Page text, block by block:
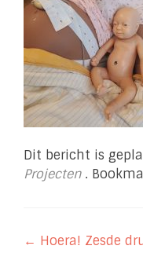
Dit bericht is
Projecten.
← Hoera! Zesde